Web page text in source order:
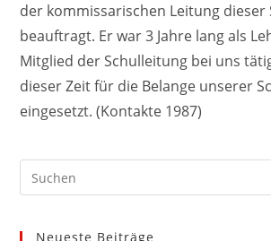
der kommissarischen Leitung dieser
beauftragt. Er war 3 Jahre lang als
Mitglied der Schulleitung bei uns
dieser Zeit für die Belange unserer
eingesetzt. (Kontakte 1987)
Neueste Beiträge